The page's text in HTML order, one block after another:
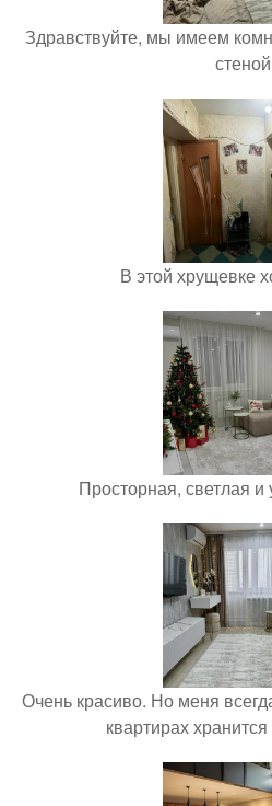
Здравствуйте, мы имеем
В этой хрущевке
Просторная, светлая и
Очень красиво. Но меня
квартирах